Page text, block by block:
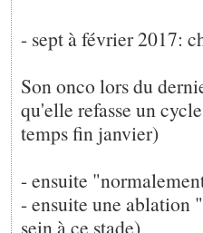
- sept à février 2017:
Son onco lors du
qu'elle refasse un
temps fin janvier)
- ensuite
- ensuite une ablation
sein à ce stade)